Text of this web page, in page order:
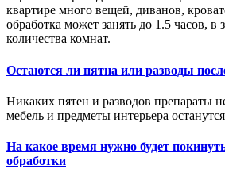
квартире много вещей, диванов,
обработка может занять до 1.5 часов, в
количества комнат.
Остаются ли пятна или разводы
Никаких пятен и разводов препараты
мебель и предметы интерьера
На какое время нужно будет
обработки